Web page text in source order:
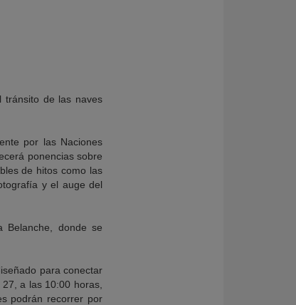
tránsito de las naves
por las Naciones
ponencias sobre
de hitos como las
y el auge del
Belanche, donde se
para conectar
a las 10:00 horas,
podrán recorrer por